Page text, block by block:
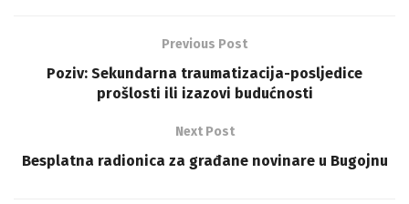
Previous Post
Poziv: Sekundarna traumatizacija-posljedice
prošlosti ili izazovi budućnosti
Next Post
Besplatna radionica za građane novinare u Bugojnu